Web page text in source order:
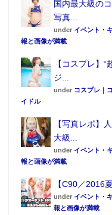
国内最大級の
写真...
under イベント・
報と画像が満載
【コスプレ】
ジ...
under コスプレ｜
イドル
【写真レポ】
大級...
under イベント・
報と画像が満載
【C90／2016
under イベント・
報と画像が満載